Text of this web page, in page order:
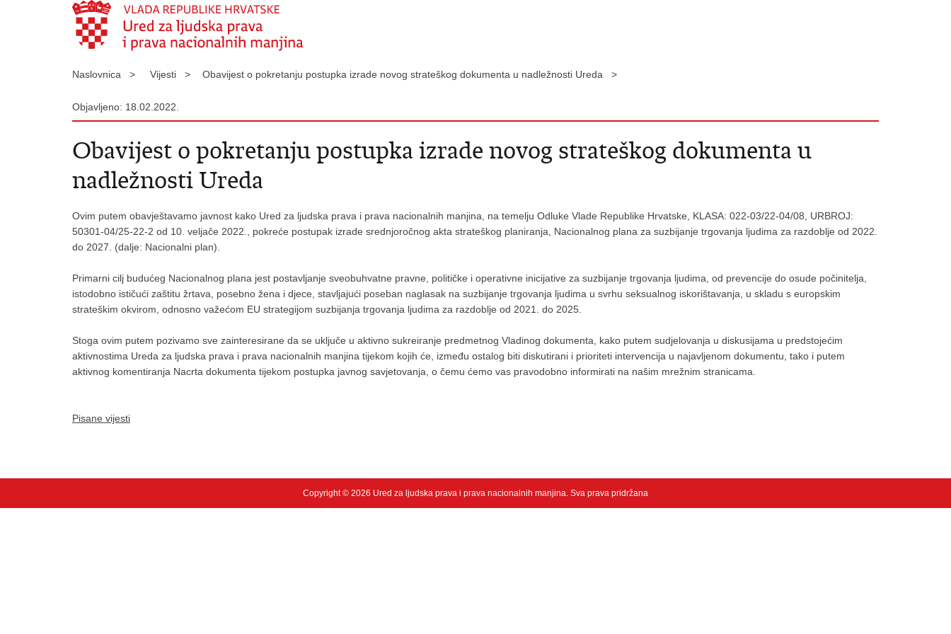
Naslovnica > Vijesti > Obavijest o pokretanju postupka izrade novog strateškog dokumenta u nadležnosti Ureda >
Objavljeno: 18.02.2022.
Obavijest o pokretanju postupka izrade novog strateškog dokumenta u
nadležnosti Ureda
Ovim putem obavještavamo javnost kako Ured za ljudska prava i prava nacionalnih manjina, na temelju Odluke Vlade Republike Hrvatske, KLASA: 022-03/22-04/08, URBROJ:
50301-04/25-22-2 od 10. veljače 2022., pokreće postupak izrade srednjoročnog akta strateškog planiranja, Nacionalnog plana za suzbijanje trgovanja ljudima za razdoblje od 2022.
do 2027. (dalje: Nacionalni plan).
Primarni cilj budućeg Nacionalnog plana jest postavljanje sveobuhvatne pravne, političke i operativne inicijative za suzbijanje trgovanja ljudima, od prevencije do osude počinitelja,
istodobno ističući zaštitu žrtava, posebno žena i djece, stavljajući poseban naglasak na suzbijanje trgovanja ljudima u svrhu seksualnog iskorištavanja, u skladu s europskim
strateškim okvirom, odnosno važećom EU strategijom suzbijanja trgovanja ljudima za razdoblje od 2021. do 2025.
Stoga ovim putem pozivamo sve zainteresirane da se uključe u aktivno sukreiranje predmetnog Vladinog dokumenta, kako putem sudjelovanja u diskusijama u predstojećim
aktivnostima Ureda za ljudska prava i prava nacionalnih manjina tijekom kojih će, između ostalog biti diskutirani i prioriteti intervencija u najavljenom dokumentu, tako i putem
aktivnog komentiranja Nacrta dokumenta tijekom postupka javnog savjetovanja, o čemu ćemo vas pravodobno informirati na našim mrežnim stranicama.
Pisane vijesti
Copyright © 2026 Ured za ljudska prava i prava nacionalnih manjina. Sva prava pridržana